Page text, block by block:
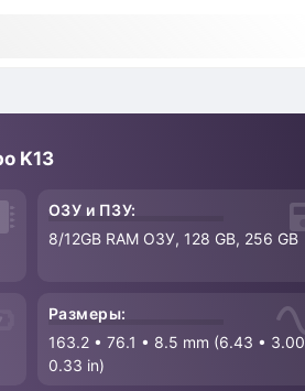
K13
ОЗУ и ПЗУ:
8/12GB RAM ОЗУ, 128 GB, 256 GB
Размеры:
163.2 • 76.1 • 8.5 mm (6.43 • 3.00
0.33 in)